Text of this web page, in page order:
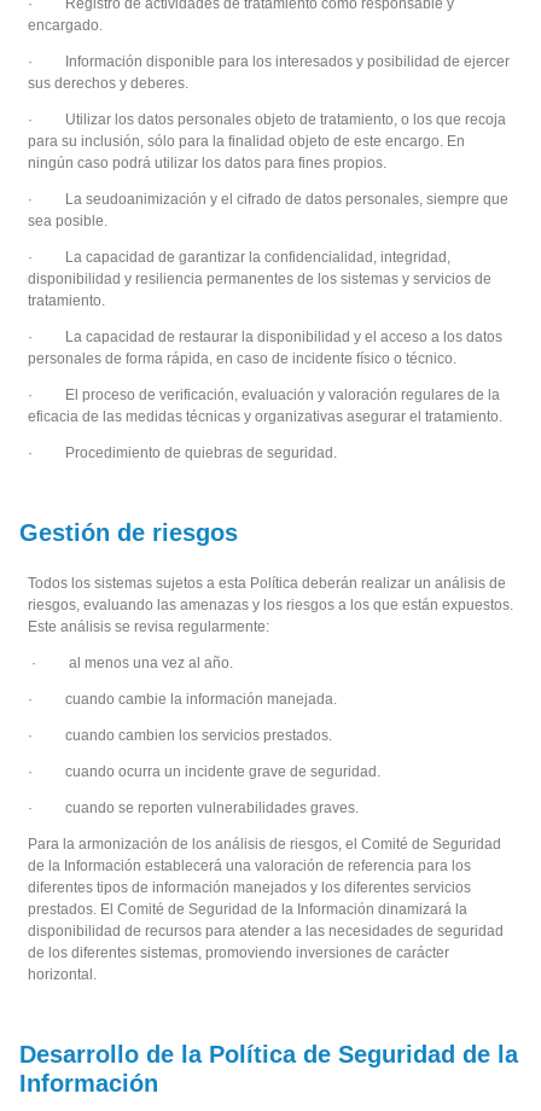
· Registro de actividades de tratamiento como responsable y
encargado.
· Información disponible para los interesados y posibilidad de ejercer
sus derechos y deberes.
· Utilizar los datos personales objeto de tratamiento, o los que recoja
para su inclusión, sólo para la finalidad objeto de este encargo. En
ningún caso podrá utilizar los datos para fines propios.
· La seudoanimización y el cifrado de datos personales, siempre que
sea posible.
· La capacidad de garantizar la confidencialidad, integridad,
disponibilidad y resiliencia permanentes de los sistemas y servicios de
tratamiento.
· La capacidad de restaurar la disponibilidad y el acceso a los datos
personales de forma rápida, en caso de incidente físico o técnico.
· El proceso de verificación, evaluación y valoración regulares de la
eficacia de las medidas técnicas y organizativas asegurar el tratamiento.
· Procedimiento de quiebras de seguridad.
Gestión de riesgos
Todos los sistemas sujetos a esta Política deberán realizar un análisis de
riesgos, evaluando las amenazas y los riesgos a los que están expuestos.
Este análisis se revisa regularmente:
· al menos una vez al año.
· cuando cambie la información manejada.
· cuando cambien los servicios prestados.
· cuando ocurra un incidente grave de seguridad.
· cuando se reporten vulnerabilidades graves.
Para la armonización de los análisis de riesgos, el Comité de Seguridad
de la Información establecerá una valoración de referencia para los
diferentes tipos de información manejados y los diferentes servicios
prestados. El Comité de Seguridad de la Información dinamizará la
disponibilidad de recursos para atender a las necesidades de seguridad
de los diferentes sistemas, promoviendo inversiones de carácter
horizontal.
Desarrollo de la Política de Seguridad de la
Información